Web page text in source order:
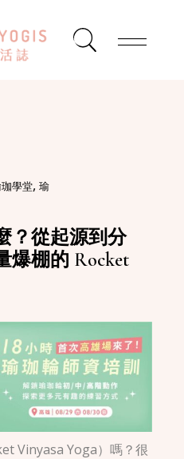
學堂,瑜
？從起源到分
爆棚的 Rocket
Vinyasa Yoga）嗎？很